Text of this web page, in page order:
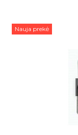
Nauja prekė